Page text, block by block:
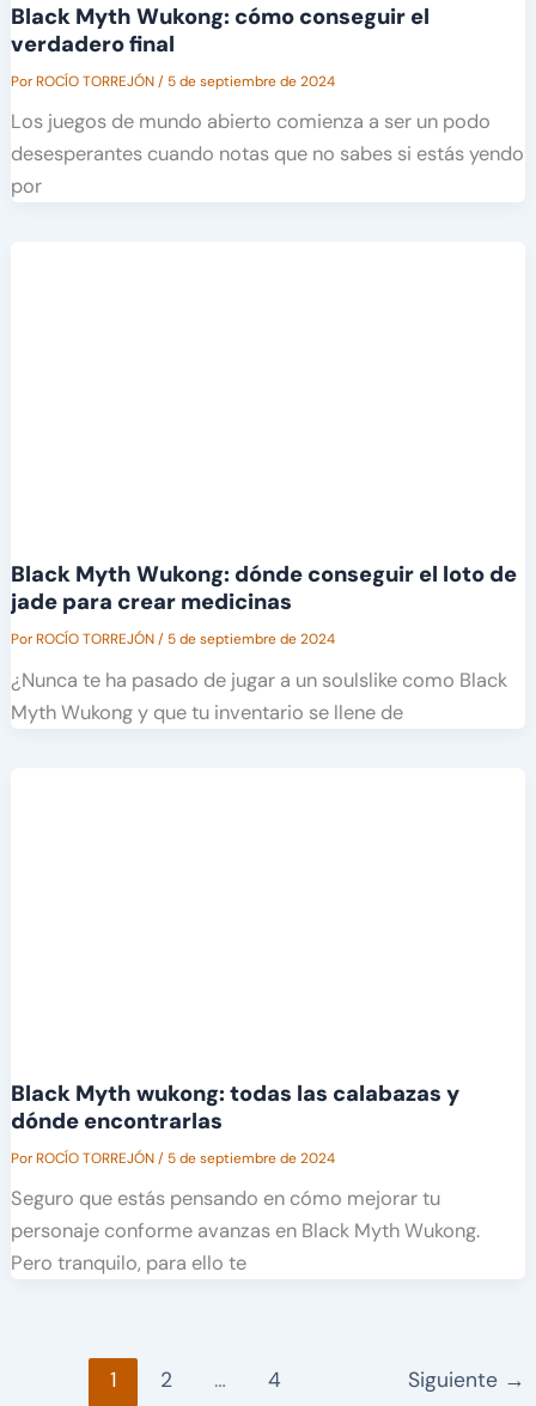
Black Myth Wukong: cómo conseguir el
verdadero final
PorROCÍO TORREJÓN/ 5 de septiembre de 2024
Los juegos de mundo abierto comienza a ser un podo
desesperantes cuando notas que no sabes si estás yendo
por
Black Myth Wukong: dónde conseguir el loto de
jade para crear medicinas
PorROCÍO TORREJÓN/ 5 de septiembre de 2024
¿Nunca te ha pasado de jugar a un soulslike como Black
Myth Wukong y que tu inventario se llene de
Black Myth wukong: todas las calabazas y
dónde encontrarlas
PorROCÍO TORREJÓN/ 5 de septiembre de 2024
Seguro que estás pensando en cómo mejorar tu
personaje conforme avanzas en Black Myth Wukong.
Pero tranquilo, para ello te
1 2 … 4 Siguiente →